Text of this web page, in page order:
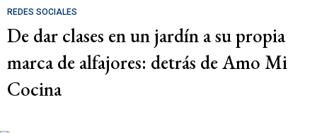
REDES SOCIALES
De dar clases en un jardín a su propia
marca de alfajores: detrás de Amo Mi
Cocina